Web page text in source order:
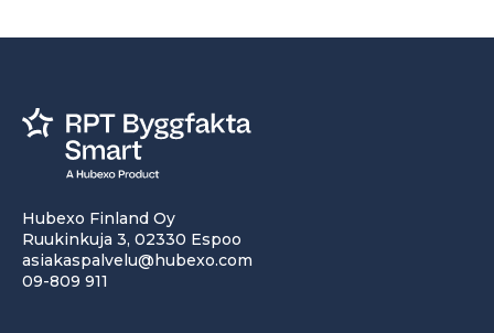
Hubexo Finland Oy
Ruukinkuja 3, 02330 Espoo
asiakaspalvelu@hubexo.com
09-809 911